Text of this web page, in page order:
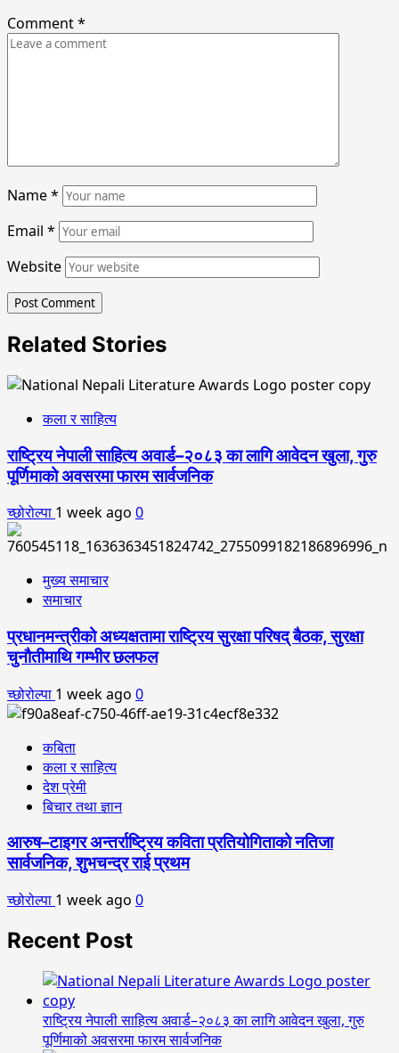
Comment*
Name*
Email *
Website
Related Stories
कला र साहित्य
राष्ट्रिय नेपाली साहित्य अवार्ड–२०८३ का लागि आवेदन खुला, गुरु
पूर्णिमाको अवसरमा फारम सार्वजनिक
च्छोरोल्पा 1 week ago 0
मुख्य समाचार
समाचार
प्रधानमन्त्रीको अध्यक्षतामा राष्ट्रिय सुरक्षा परिषद् बैठक, सुरक्षा
चुनौतीमाथि गम्भीर छलफल
च्छोरोल्पा 1 week ago 0
कबिता
कला र साहित्य
देश प्रेमी
बिचार तथा ज्ञान
आरुष–टाइगर अन्तर्राष्ट्रिय कविता प्रतियोगिताको नतिजा
सार्वजनिक, शुभचन्द्र राई प्रथम
च्छोरोल्पा 1 week ago 0
Recent Post
राष्ट्रिय नेपाली साहित्य अवार्ड–२०८३ का लागि आवेदन खुला, गुरु
पूर्णिमाको अवसरमा फारम सार्वजनिक